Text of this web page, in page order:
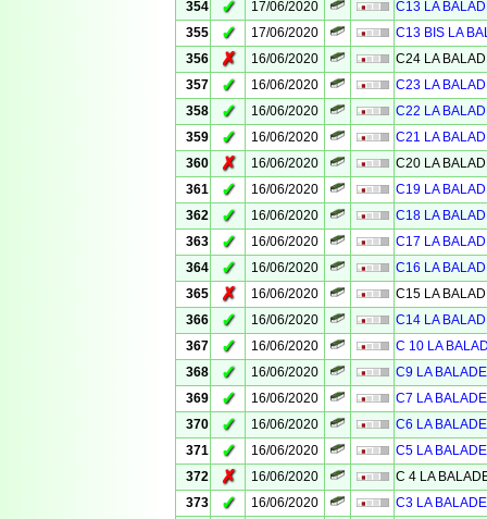
354
✓ 17/06/2020
C13 LA
355
✓ 17/06/2020
C13 BIS LA
356
✗ 16/06/2020
C24 LA
357
✓ 16/06/2020
C23 LA
358
✓ 16/06/2020
C22 LA
359
✓ 16/06/2020
C21 LA
360
✗ 16/06/2020
C20 LA
361
✓ 16/06/2020
C19 LA
362
✓ 16/06/2020
C18 LA
363
✓ 16/06/2020
C17 LA
364
✓ 16/06/2020
C16 LA
365
✗ 16/06/2020
C15 LA
366
✓ 16/06/2020
C14 LA
367
✓ 16/06/2020
C 10 LA
368
✓ 16/06/2020
C9 LA
369
✓ 16/06/2020
C7 LA
370
✓ 16/06/2020
C6 LA
371
✓ 16/06/2020
C5 LA
372
✗ 16/06/2020
C 4 LA
373
✓ 16/06/2020
C3 LA